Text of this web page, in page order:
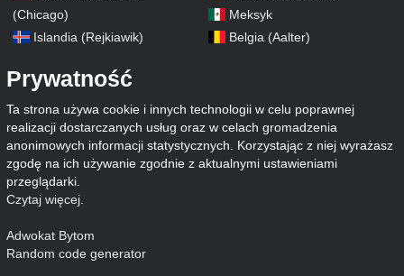
(Chicago)
Islandia (Rejkiawik)
Meksyk
Belgia (Aalter)
Prywatność
Ta strona używa cookie i innych technologii w celu poprawnej
realizacji dostarczanych usług oraz w celach gromadzenia
anonimowych informacji statystycznych. Korzystając z niej wyrażasz
zgodę na ich używanie zgodnie z aktualnymi ustawieniami
przeglądarki.
Czytaj więcej
Adwokat Bytom
Random code generator